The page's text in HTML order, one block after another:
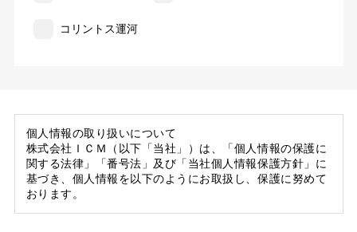
コリントス運河
個人情報の取り扱いについて
株式会社ＩＣＭ（以下「当社」）は、「個人情報の保護に
関する法律」「番号法」及び「当社個人情報保護方針」に
基づき、個人情報を以下のようにお取扱し、保護に努めて
おります。